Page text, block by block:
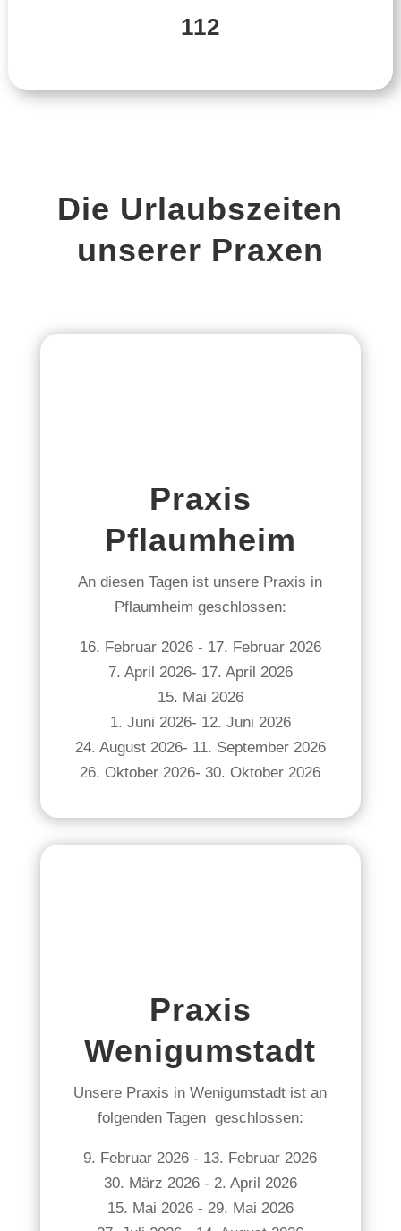
112
Die Urlaubszeiten
unserer Praxen
Praxis
Pflaumheim
An diesen Tagen ist unsere Praxis in
Pflaumheim geschlossen:
16. Februar 2026 - 17. Februar 2026
7. April 2026- 17. April 2026
15. Mai 2026
1. Juni 2026- 12. Juni 2026
24. August 2026- 11. September 2026
26. Oktober 2026- 30. Oktober 2026
Praxis
Wenigumstadt
Unsere Praxis in Wenigumstadt ist an
folgenden Tagen geschlossen:
9. Februar 2026 - 13. Februar 2026
30. März 2026 - 2. April 2026
15. Mai 2026 - 29. Mai 2026